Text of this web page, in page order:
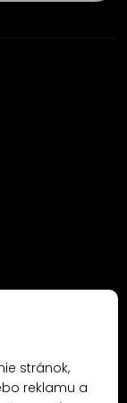
stránok,
reklamu a